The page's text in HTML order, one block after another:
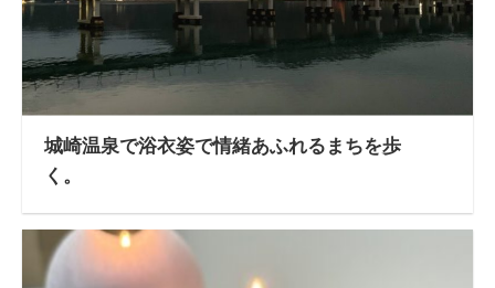
城崎温泉で浴衣姿で情緒あふれるまちを歩
く。